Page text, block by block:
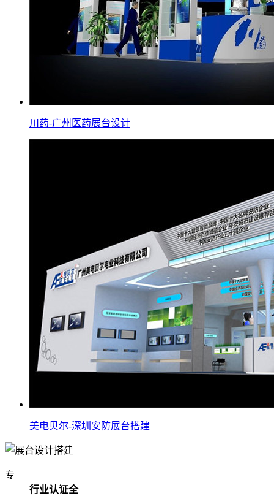
川药-广州医药展台设计
美电贝尔-深圳安防展台搭建
专
行业认证全